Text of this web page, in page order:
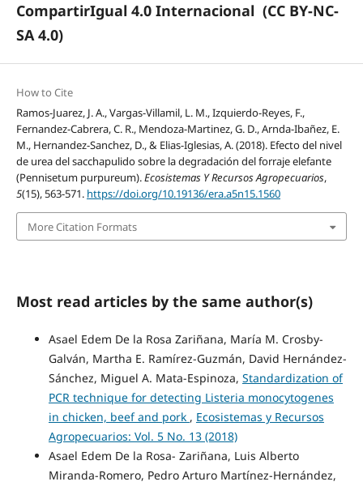
CompartirIgual 4.0 Internacional (CC BY-NC-
SA 4.0)
How to Cite
Ramos-Juarez, J. A., Vargas-Villamil, L. M., Izquierdo-Reyes, F.,
Fernandez-Cabrera, C. R., Mendoza-Martinez, G. D., Arnda-Ibañez, E.
M., Hernandez-Sanchez, D., & Elias-Iglesias, A. (2018). Efecto del nivel
de urea del sacchapulido sobre la degradación del forraje elefante
(Pennisetum purpureum).Ecosistemas Y Recursos Agropecuarios,
5(15), 563-571. https://doi.org/10.19136/era.a5n15.1560
More Citation Formats
Most read articles by the same author(s)
Asael Edem De la Rosa Zariñana, María M. Crosby-
Galván, Martha E. Ramírez-Guzmán, David Hernández-
Sánchez, Miguel A. Mata-Espinoza, Standardization of
PCR technique for detecting Listeria monocytogenes
in chicken, beef and pork , Ecosistemas y Recursos
Agropecuarios: Vol. 5 No. 13 (2018)
Asael Edem De la Rosa- Zariñana, Luis Alberto
Miranda-Romero, Pedro Arturo Martínez-Hernández,